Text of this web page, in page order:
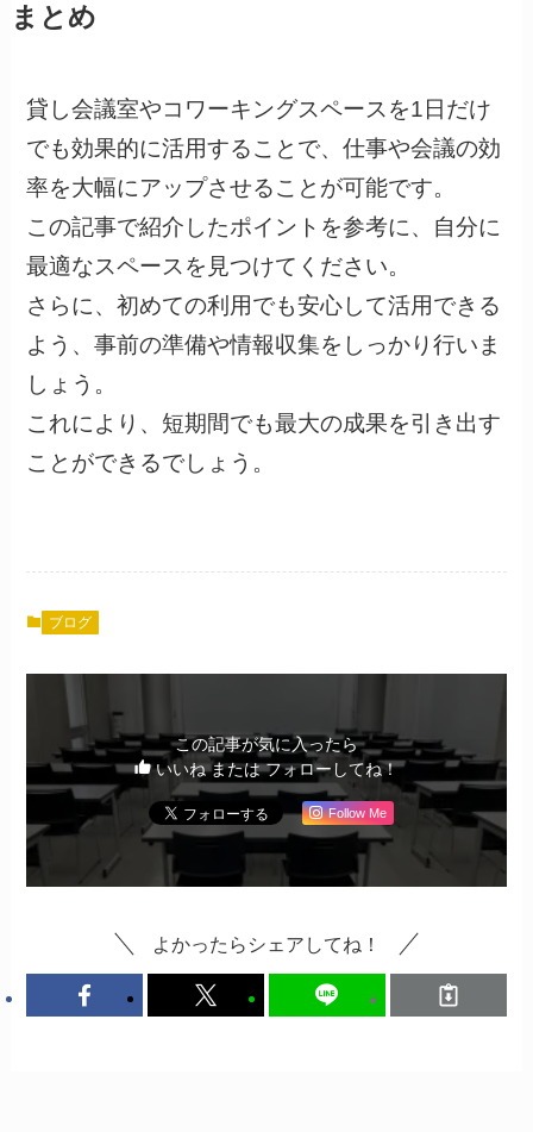
まとめ
貸し会議室やコワーキングスペースを1日だけ
でも効果的に活用することで、仕事や会議の効
率を大幅にアップさせることが可能です。
この記事で紹介したポイントを参考に、自分に
最適なスペースを見つけてください。
さらに、初めての利用でも安心して活用できる
よう、事前の準備や情報収集をしっかり行いま
しょう。
これにより、短期間でも最大の成果を引き出す
ことができるでしょう。
ブログ
この記事が気に入ったら
いいね または フォローしてね！
Follow Me
よかったらシェアしてね！